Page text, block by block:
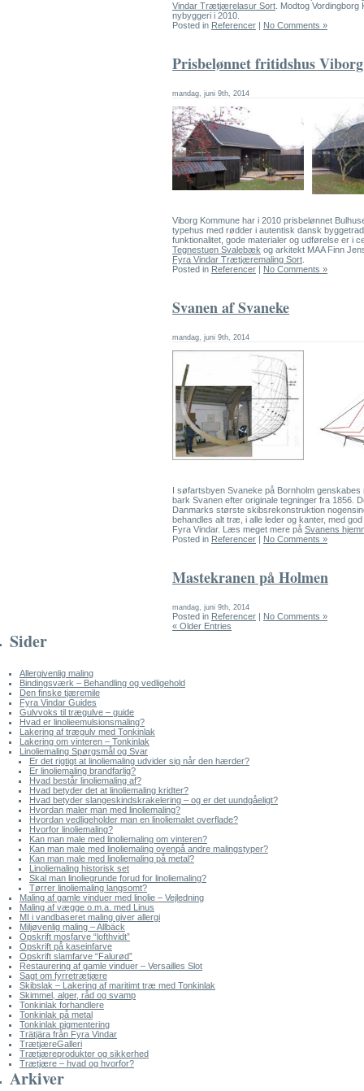
Vindar Trætjærelasur Sort . Modtog
nybyggeri i 2010.
Posted in Referencer | No Comments »
Prisbelønnet fritidshus Viborg
mandag, juni 9th, 2014
Viborg Kommune har i 2010 prisbelønnet
typehus med rødder i autentisk dansk
funktionalitet, gode materialer og udførelse er i
Tegnestuen Svalebæk og arkitekt MAA Finn
Fyra Vindar Trætjæremaling Sort
Posted in Referencer | No Comments »
Svanen af Svaneke
mandag, juni 9th, 2014
I søfartsbyen Svaneke på Bornholm genskabes
bark Svanen efter originale tegninger fra 1856.
Danmarks største skibsrekonstruktion
behandles alt træ, i alle leder og kanter, med god
Fyra Vindar. Læs meget mere på Svanens
Posted in Referencer | No Comments »
Mastekranen på Holmen
mandag, juni 9th, 2014
Posted in Referencer | No Comments »
« Older Entries
Sider
Allergivenlig maling
Bindingsværk – Behandling og vedligehold
Den finske tjæremile
Fyra Vindar Guides
Gulvvoks til trægulve – guide
Hvad er linolieemulsionsmaling?
Lakering af trægulv med Tonkinlak
Lakering om vinteren – Tonkinlak
Linoliemaling Spørgsmål og Svar
Er det rigtigt at linoliemaling udvider sig når den hærder?
Er linoliemaling brandfarlig?
Hvad består linoliemaling af?
Hvad betyder det at linoliemaling kridter?
Hvad betyder slangeskindskrakelering – og er det uundgåeligt?
Hvordan maler man med linoliemaling?
Hvordan vedligeholder man en linoliemalet overflade?
Hvorfor linoliemaling?
Kan man male med linoliemaling om vinteren?
Kan man male med linoliemaling ovenpå andre malingstyper?
Kan man male med linoliemaling på metal?
Linoliemaling historisk set
Skal man linoliegrunde forud for linoliemaling?
Tørrer linoliemaling langsomt?
Maling af gamle vinduer med linolie – Vejledning
Maling af vægge o.m.a. med Linus
MI i vandbaseret maling giver allergi
Miljøvenlig maling – Allbäck
Opskrift mosfarve “lofthvidt”
Opskrift på kaseinfarve
Opskrift slamfarve “Falurød”
Restaurering af gamle vinduer – Versailles Slot
Sagt om fyrretrætjære
Skibslak – Lakering af maritimt træ med Tonkinlak
Skimmel, alger, råd og svamp
Tonkinlak forhandlere
Tonkinlak på metal
Tonkinlak pigmentering
Trätjära från Fyra Vindar
TrætjæreGalleri
Trætjæreprodukter og sikkerhed
Trætjære – hvad og hvorfor?
Arkiver